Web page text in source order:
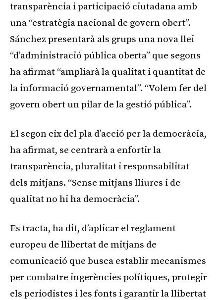
transparència i participació ciutadana amb
una “estratègia nacional de govern obert”.
Sánchez presentarà als grups una nova llei
“d’administració pública oberta” que segons
ha afirmat “ampliarà la qualitat i quantitat de
la informació governamental”. “Volem fer del
govern obert un pilar de la gestió pública”.
El segon eix del pla d’acció per la democràcia,
ha afirmat, se centrarà a enfortir la
transparència, pluralitat i responsabilitat
dels mitjans. “Sense mitjans lliures i de
qualitat no hi ha democràcia”.
Es tracta, ha dit, d’aplicar el reglament
europeu de llibertat de mitjans de
comunicació que busca establir mecanismes
per combatre ingerències polítiques, protegir
els periodistes i les fonts i garantir la llibertat